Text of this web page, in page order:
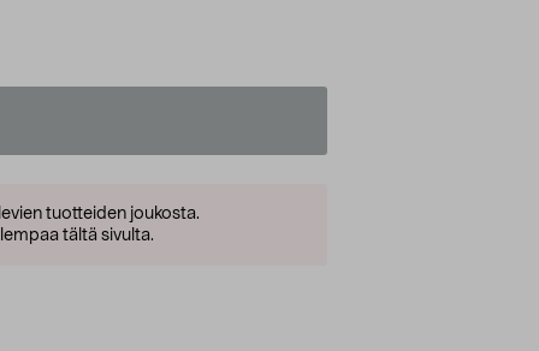
tuotteiden joukosta.
tältä sivulta.